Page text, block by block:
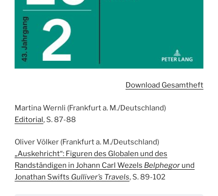
Download Gesamtheft
Martina Wernli (Frankfurt a. M./Deutschland)
Editorial, S. 87-88
Oliver Völker (Frankfurt a. M./Deutschland)
„Auskehricht“: Figuren des Globalen und des
Randständigen in Johann Carl Wezels Belphegor und
Jonathan Swifts Gulliver’s Travels, S. 89-102